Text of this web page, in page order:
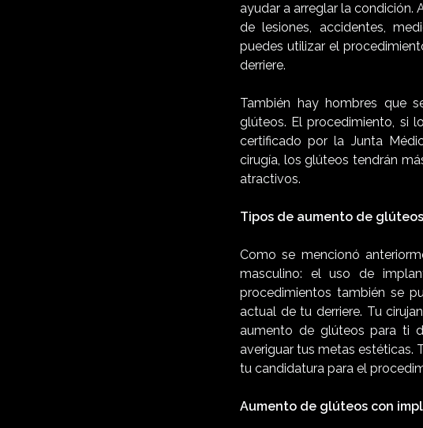
ayudar a arreglar la
de lesiones, accidentes,
puedes utilizar el
derriere.
También hay hombres que
glúteos. El procedimiento, si
certificado por la Junta
cirugía, los glúteos tendrán
atractivos.
Tipos de aumento de
Como se mencionó
masculino: el uso de
procedimientos también se
actual de tu derriere. Tu
aumento de glúteos para ti
averiguar tus metas estéticas.
tu candidatura para el
Aumento de glúteos con